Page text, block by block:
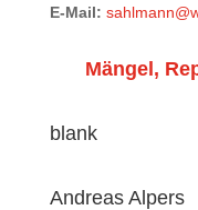
E-Mail:
Mängel,
blank
Andreas Alpers